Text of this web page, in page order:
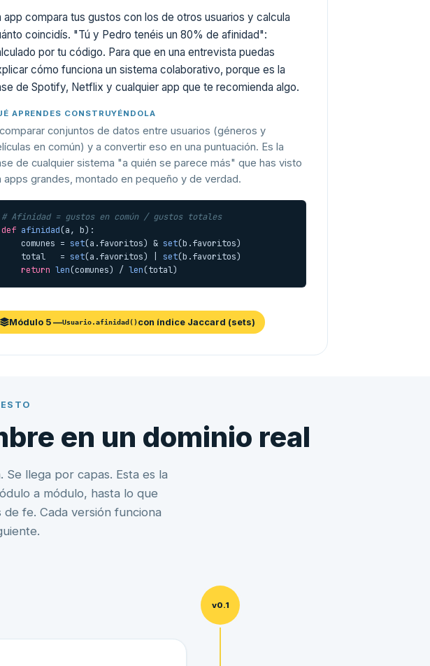
app compara tus gustos con los de otros usuarios y calcula
coincidís. "Tú y Pedro tenéis un 80% de afinidad":
por tu código. Para que en una entrevista puedas
cómo funciona un sistema colaborativo, porque es la
de Spotify, Netflix y cualquier app que te recomienda algo.
APRENDES CONSTRUYÉNDOLA
conjuntos de datos entre usuarios (géneros y
en común) y a convertir eso en una puntuación. Es la
de cualquier sistema "a quién se parece más" que has visto
apps grandes, montado en pequeño y de verdad.
# Afinidad = gustos en común / gustos totales
def afinidad(a, b):
    comunes =
set(a.favoritos) & set(b.favoritos)
    total   =
set(a.favoritos) | set(b.favoritos)
return len(comunes) / len(total)
Módulo 5 —Usuario.afinidad()con índice Jaccard (sets)
en un dominio real
llega por capas. Esta es la
a módulo, hasta lo que
fe. Cada versión funciona
v0.1